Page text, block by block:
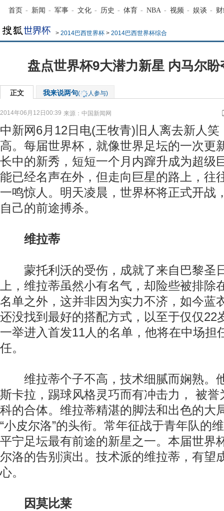
首页 - 新闻 - 军事 - 文化 - 历史 - 体育 - NBA - 视频 - 娱谈 -
> 2014巴西世界杯 > 2014巴西世界杯综合
盘点世界杯9大潜力新星 内马尔
正文 我来说两句( 人参与)
2014年06月12日00:39 来源： 中国新闻网
中新网6月12日电(王牧青)旧人离去新人笑
高。每届世界杯，就像世界足坛的一次更
长中的新秀，短短一个月内蹿升成为超级
能已经名声在外，但走向巨星的路上，往
一鸣惊人。明天凌晨，世界杯将正式开战
自己的前途搏杀。
维拉蒂
蒙托利沃的受伤，成就了来自巴黎圣
上，维拉蒂虽然小有名气，却险些被排除
名单之外，这并非因为实力不济，如今蓝
还没找到最好的搭配方式，以至于仅仅22
一举进入首发11人的名单，他将在中场担
任。
维拉蒂个子不高，技术细腻而娴熟。
斯卡拉，踢球风格灵巧而有冲击力， 被誉
科的合体。维拉蒂精湛的脚法和出色的大
“小皮尔洛”的头衔。常年征战于青年队的
平宁足坛最有前途的新星之一。本届世界
尔洛的告别演出。技术派的维拉蒂，有望
心。
因莫比莱